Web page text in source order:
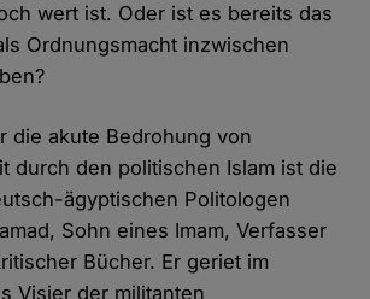
wert ist. Oder ist es bereits das
Ordnungsmacht inzwischen
die akute Bedrohung von
durch den politischen Islam ist die
ägyptischen Politologen
Sohn eines Imam, Verfasser
Bücher. Er geriet im
Visier der militanten